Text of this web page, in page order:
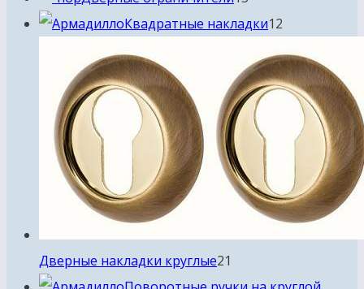
товаров
Квадратные накладки12
Дверные накладки круглые21
товар